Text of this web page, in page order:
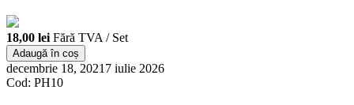
18,00 lei Fără TVA / Set
Adaugă în coș
decembrie 18, 2021 7 iulie 2026
Cod: PH10